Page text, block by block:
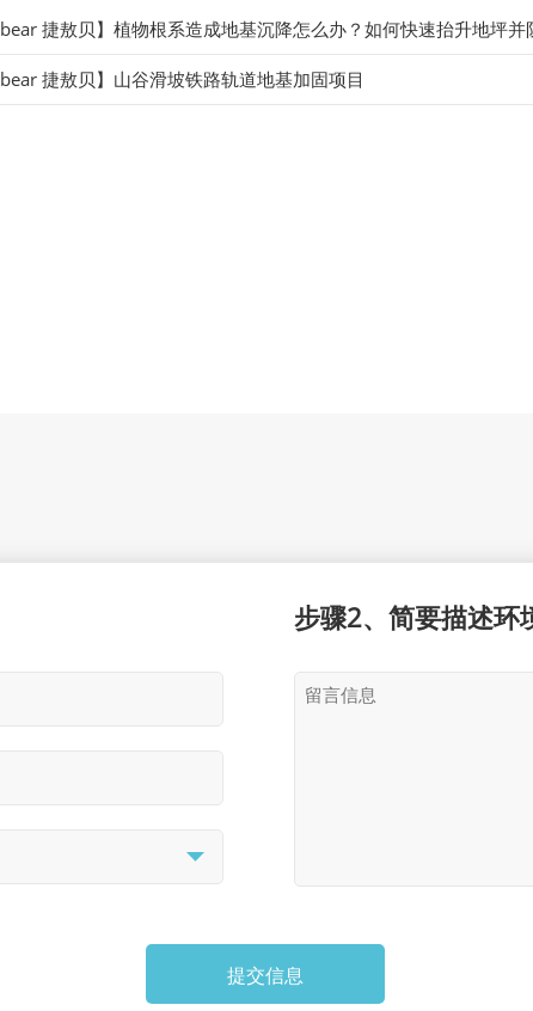
捷敖贝】植物根系造成地基沉降怎么办？如何快速抬升地坪并
捷敖贝】山谷滑坡铁路轨道地基加固项目
步骤2、简要描述环
提交信息